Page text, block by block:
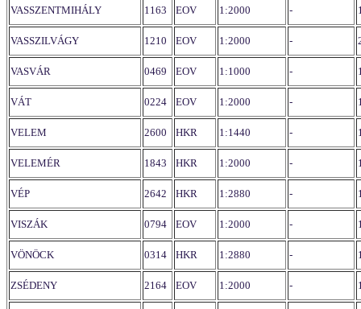
VASSZENTMIHÁLY 1163 EOV 1:2000 -
VASSZILVÁGY 1210 EOV 1:2000 -
VASVÁR 0469 EOV 1:1000 -
VÁT 0224 EOV 1:2000 -
VELEM 2600 HKR 1:1440 -
VELEMÉR 1843 HKR 1:2000 -
VÉP 2642 HKR 1:2880 -
VISZÁK 0794 EOV 1:2000 -
VÖNÖCK 0314 HKR 1:2880 -
ZSÉDENY 2164 EOV 1:2000 -